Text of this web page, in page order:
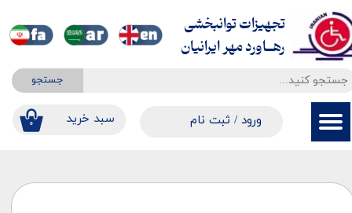
جستجو
۰ ​​سبد خرید ورود / ثبت نام
حساب کاربری من
سفارشات
خروج از حساب کاربری
تجهیزات توانبخشی
​​​​​​​رهــاورد مهر ایرانیان